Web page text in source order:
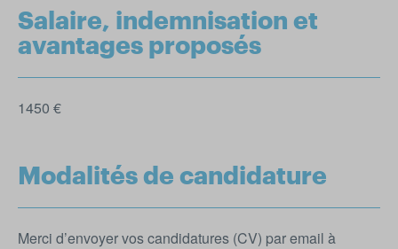
Salaire, indemnisation et
avantages proposés
1450 €
Modalités de candidature
Merci d’envoyer vos candidatures (CV) par email à